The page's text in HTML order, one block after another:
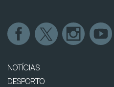
NOTÍCIAS
DESPORTO